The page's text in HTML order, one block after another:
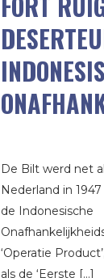
De Bilt werd net
Nederland in
de Indonesische
‘Operatie
als de ‘Eerste […]